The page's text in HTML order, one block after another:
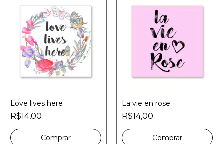
Love lives here
R$14,00
La vie en rose
R$14,00